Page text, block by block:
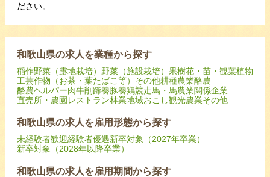
ださい。
和歌山県の求人を業種から探す
稲作野菜（露地栽培） 野菜（施設栽培） 果樹花・苗・観葉植物
工芸作物（お茶・葉たばこ等） その他耕種農業酪農
酪農ヘルパー肉牛削蹄養豚養鶏競走馬・馬農業関係企業
直売所・農園レストラン林業地域おこし観光農業その他
和歌山県の求人を雇用形態から探す
未経験者歓迎経験者優遇新卒対象（2027年卒業）
新卒対象（2028年以降卒業）
和歌山県の求人を雇用期間から探す